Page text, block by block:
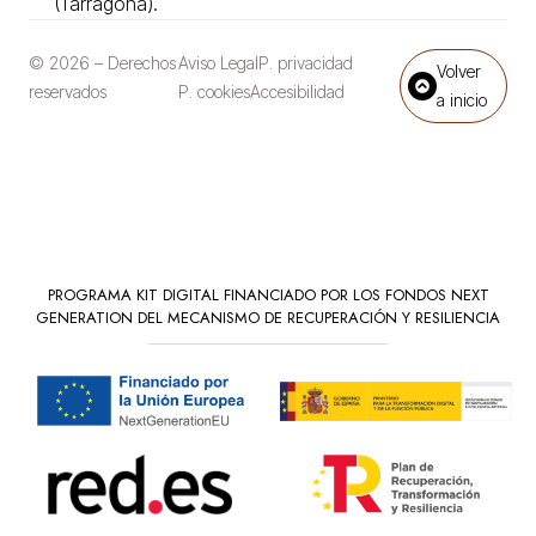
© 2026 – Derechos
reservados
Aviso LegalP. privacidad
P. cookiesAccesibilidad
Volver
a inicio
PROGRAMA KIT DIGITAL FINANCIADO POR LOS FONDOS NEXT
GENERATION DEL MECANISMO DE RECUPERACIÓN Y RESILIENCIA